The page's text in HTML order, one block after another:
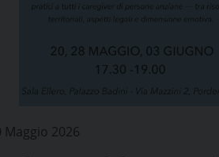
Maggio 2026